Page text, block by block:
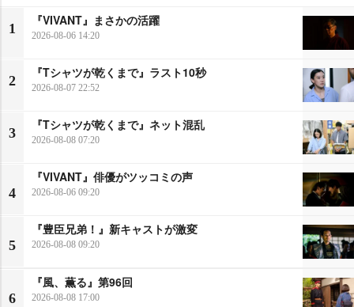
1
『VIVANT』まさかの活躍
2026-08-06 14:20
2
『Tシャツが乾くまで』ラスト10秒
2026-08-07 22:52
3
『Tシャツが乾くまで』ネット混乱
2026-08-08 07:20
4
『VIVANT』俳優がツッコミの声
2026-08-06 09:20
5
『豊臣兄弟！』新キャストが激変
2026-08-08 09:20
6
『風、薫る』第96回
2026-08-08 17:00